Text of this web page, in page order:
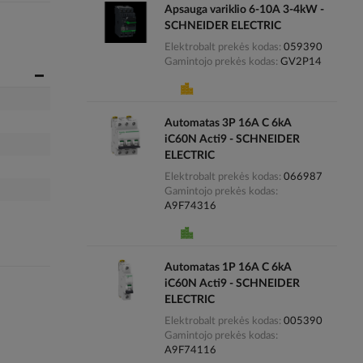
Apsauga variklio 6-10A 3-4kW -
SCHNEIDER ELECTRIC
Elektrobalt prekės kodas 059390
Gamintojo prekės kodas GV2P14
Automatas 3P 16A C 6kA
iC60N Acti9 - SCHNEIDER
ELECTRIC
Elektrobalt prekės kodas 066987
Gamintojo prekės kodas
A9F74316
Automatas 1P 16A C 6kA
iC60N Acti9 - SCHNEIDER
ELECTRIC
Elektrobalt prekės kodas 005390
Gamintojo prekės kodas
A9F74116